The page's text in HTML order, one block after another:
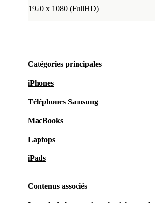
1920 x 1080 (FullHD)
Catégories principales
iPhones
Téléphones Samsung
MacBooks
Laptops
iPads
Contenus associés